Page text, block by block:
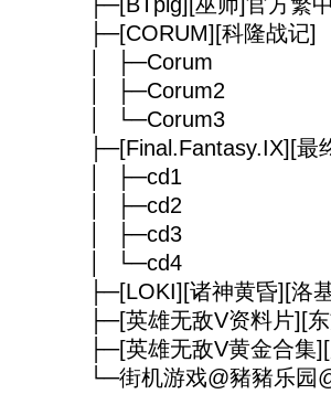
├─[CORUM][科隆战记]
│ ├─Corum
│ ├─Corum2
│ └─Corum3
├─[Final.Fantasy.IX][最
│ ├─cd1
│ ├─cd2
│ ├─cd3
│ └─cd4
├─[LOKI][诸神黄昏][洛
├─[英雄无敌V资料片][
├─[英雄无敌V黄金合集
└─街机游戏@豬豬乐园